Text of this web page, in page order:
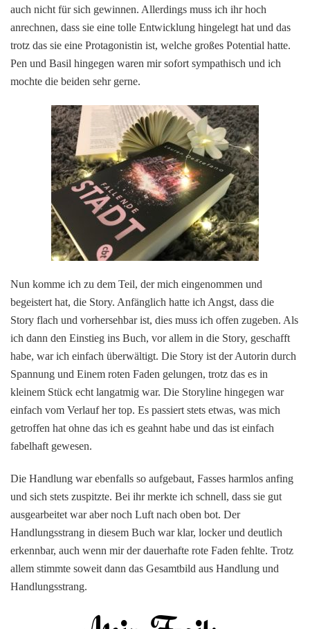
auch nicht für sich gewinnen. Allerdings muss ich ihr hoch
anrechnen, dass sie eine tolle Entwicklung hingelegt hat und das
trotz das sie eine Protagonistin ist, welche großes Potential hatte.
Pen und Basil hingegen waren mir sofort sympathisch und ich
mochte die beiden sehr gerne.
Nun komme ich zu dem Teil, der mich eingenommen und
begeistert hat, die Story. Anfänglich hatte ich Angst, dass die
Story flach und vorhersehbar ist, dies muss ich offen zugeben. Als
ich dann den Einstieg ins Buch, vor allem in die Story, geschafft
habe, war ich einfach überwältigt. Die Story ist der Autorin durch
Spannung und Einem roten Faden gelungen, trotz das es in
kleinem Stück echt langatmig war. Die Storyline hingegen war
einfach vom Verlauf her top. Es passiert stets etwas, was mich
getroffen hat ohne das ich es geahnt habe und das ist einfach
fabelhaft gewesen.
Die Handlung war ebenfalls so aufgebaut, Fasses harmlos anfing
und sich stets zuspitzte. Bei ihr merkte ich schnell, dass sie gut
ausgearbeitet war aber noch Luft nach oben bot. Der
Handlungsstrang in diesem Buch war klar, locker und deutlich
erkennbar, auch wenn mir der dauerhafte rote Faden fehlte. Trotz
allem stimmte soweit dann das Gesamtbild aus Handlung und
Handlungsstrang.